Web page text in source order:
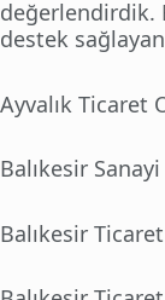
değerlendirdik.
destek
Ayvalık Ticaret
Balıkesir Sanayi
Balıkesir